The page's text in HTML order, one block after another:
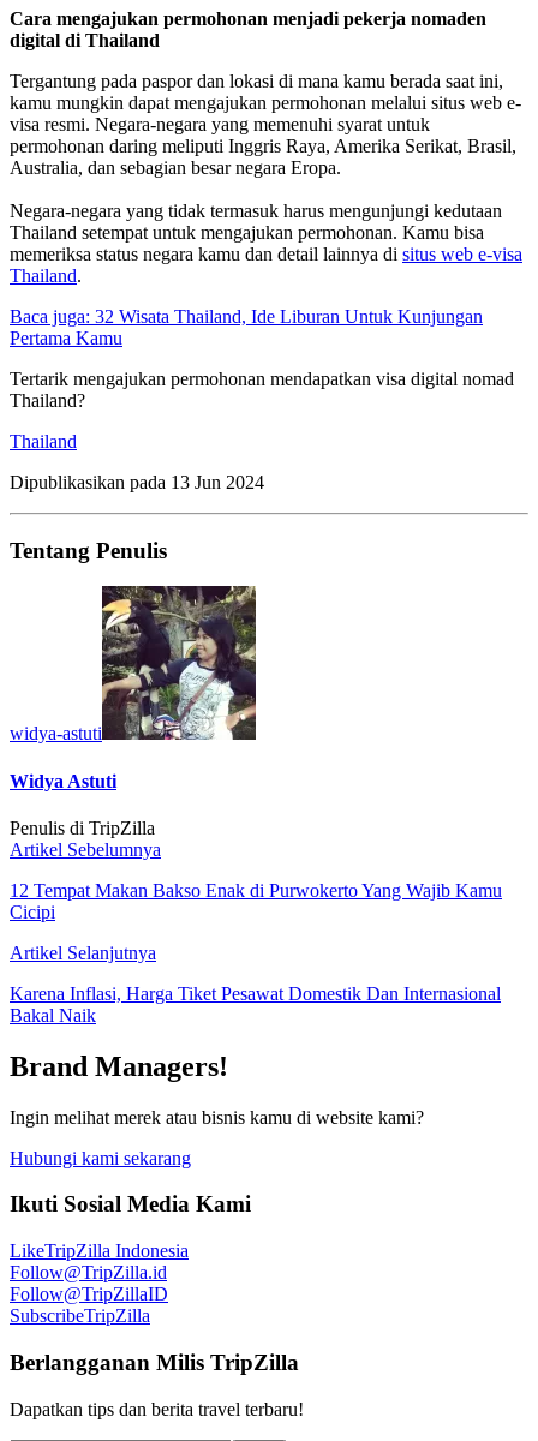
Cara mengajukan permohonan menjadi pekerja nomaden
digital di Thailand
Tergantung pada paspor dan lokasi di mana kamu berada saat ini,
kamu mungkin dapat mengajukan permohonan melalui situs web e-
visa resmi. Negara-negara yang memenuhi syarat untuk
permohonan daring meliputi Inggris Raya, Amerika Serikat, Brasil,
Australia, dan sebagian besar negara Eropa.
Negara-negara yang tidak termasuk harus mengunjungi kedutaan
Thailand setempat untuk mengajukan permohonan. Kamu bisa
memeriksa status negara kamu dan detail lainnya di situs web e-visa
Thailand.
Baca juga: 32 Wisata Thailand, Ide Liburan Untuk Kunjungan
Pertama Kamu
Tertarik mengajukan permohonan mendapatkan visa digital nomad
Thailand?
Thailand
Dipublikasikan pada 13 Jun 2024
Tentang Penulis
widya-astuti
Widya Astuti
Penulis di TripZilla
Artikel Sebelumnya
12 Tempat Makan Bakso Enak di Purwokerto Yang Wajib Kamu
Cicipi
Artikel Selanjutnya
Karena Inflasi, Harga Tiket Pesawat Domestik Dan Internasional
Bakal Naik
Brand Managers!
Ingin melihat merek atau bisnis kamu di website kami?
Hubungi kami sekarang
Ikuti Sosial Media Kami
LikeTripZilla Indonesia
Follow@TripZilla.id
Follow@TripZillaID
SubscribeTripZilla
Berlangganan Milis TripZilla
Dapatkan tips dan berita travel terbaru!